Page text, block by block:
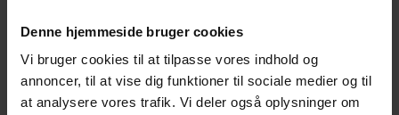
Denne hjemmeside bruger cookies
Vi bruger cookies til at tilpasse vores indhold og
annoncer, til at vise dig funktioner til sociale medier og til
at analysere vores trafik. Vi deler også oplysninger om
Fejl 404
Prøv en ny søgning eller et af disse links, for at komme videre:
Forsiden
Sommerhuse